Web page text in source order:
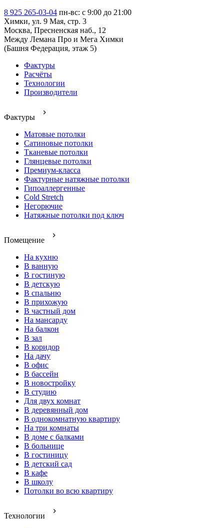
8 925 265-03-04 пн-вс: c 9:00 до 21:00
Химки, ул. 9 Мая, стр. 3
Москва, Пресненская наб., 12
Между Лемана Про и Мега Химки
(Башня Федерация, этаж 5)
Фактуры
Расчёты
Технологии
Производители
Фактуры
Матовые потолки
Сатиновые потолки
Тканевые потолки
Глянцевые потолки
Премиум-класса
Фактурные натяжные потолки
Гипоаллергенные
Cold Stretch
Негорючие
Натяжные потолки под ключ
Помещение
На кухню
В ванную
В гостиную
В детскую
В спальню
В прихожую
В частный дом
На мансарду
На балкон
В зал
В коридор
На дачу
В офис
В бассейн
В новостройку
В студию
Для двух комнат
В деревянный дом
В однокомнатную квартиру
На три комнаты
В доме с балками
В больнице
В гостиницу
В детский сад
В кафе
В школу
Потолки во всю квартиру
Технологии